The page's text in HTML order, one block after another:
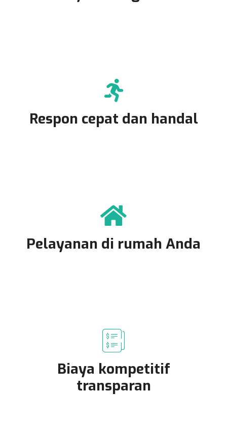
Respon cepat dan handal
Pelayanan di rumah Anda
Biaya kompetitif
transparan